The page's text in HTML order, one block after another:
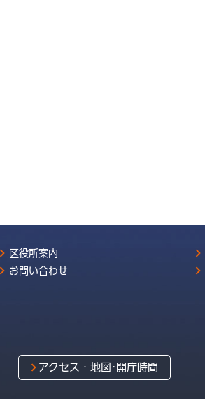
区役所案内
お問い合わせ
アクセス・地図･開庁時間